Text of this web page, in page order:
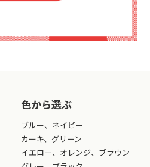
色から選ぶ
ブルー、ネイビー
カーキ、グリーン
イエロー、オレンジ、ブラウン